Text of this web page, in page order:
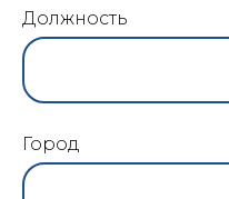
Должность
Город